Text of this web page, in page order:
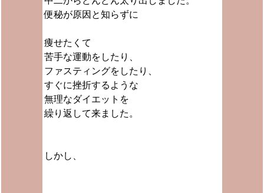
便秘が原因と知らずに
痩せたくて
苦手な運動をしたり、
ファスティングをしたり、
すぐに挫折するような
無理なダイエットを
繰り返して来ました。
しかし、